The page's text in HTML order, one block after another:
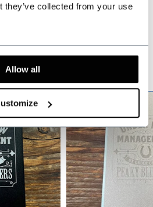
they’ve collected from your use
Allow all
en bespaar
vaak gekocht met...